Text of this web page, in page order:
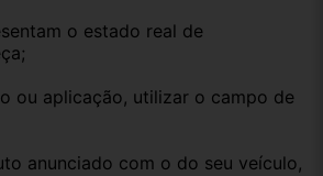
o estado real de
ou aplicação, utilizar o campo de
anunciado com o do seu veículo,